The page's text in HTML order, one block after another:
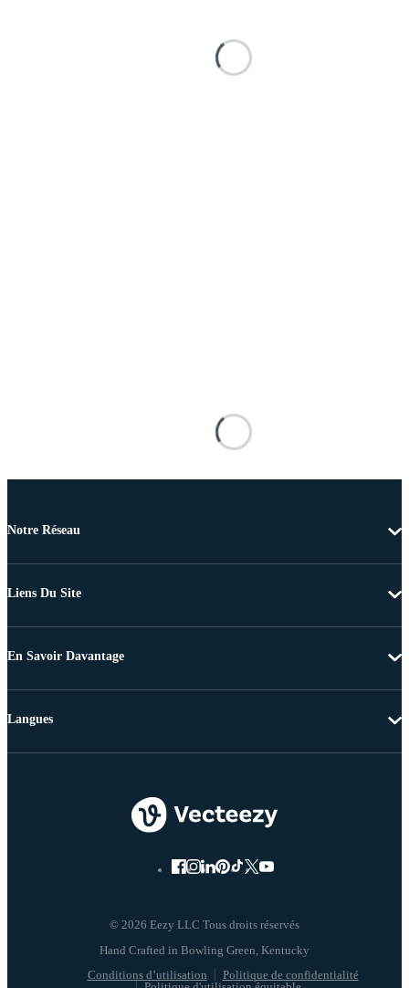
Notre Réseau
Liens Du Site
En Savoir Davantage
© 2026 Eezy LLC Tous droits réservés
Conditions d’utilisation
Politique de confidentialité
Langues